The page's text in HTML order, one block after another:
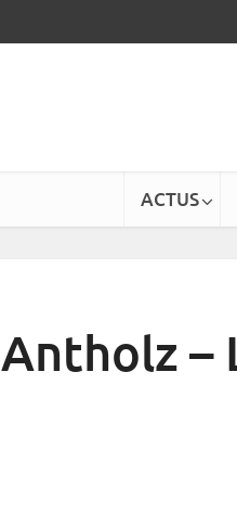
ACTUS
Antholz –